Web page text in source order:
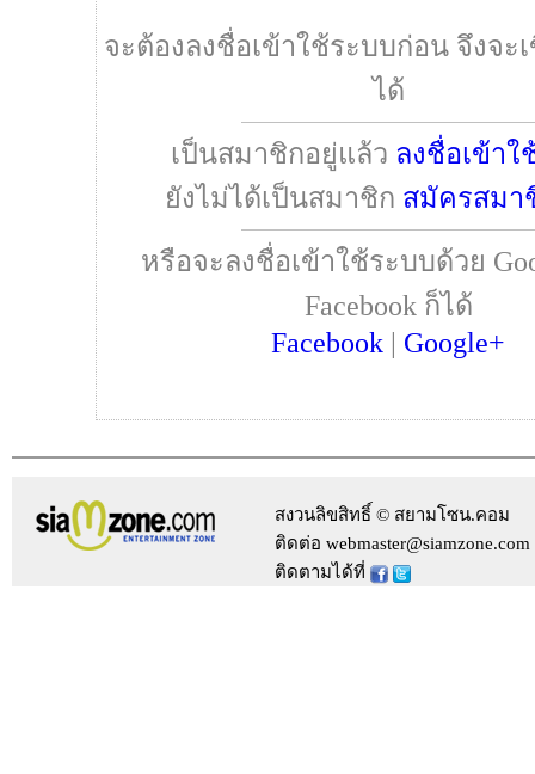
จะต้องลงชื่อเข้าใช้ระบบก่อน จึงจะ
ได้
เป็นสมาชิกอยู่แล้ว ลงชื่อเข้าใ
ยังไม่ได้เป็นสมาชิก สมัครสมา
หรือจะลงชื่อเข้าใช้ระบบด้วย
Facebook ก็ได้
Facebook | Google+
สงวนลิขสิทธิ์ © สยามโซน.คอม
ติดต่อ webmaster@siamzone.com
ติดตามได้ที่